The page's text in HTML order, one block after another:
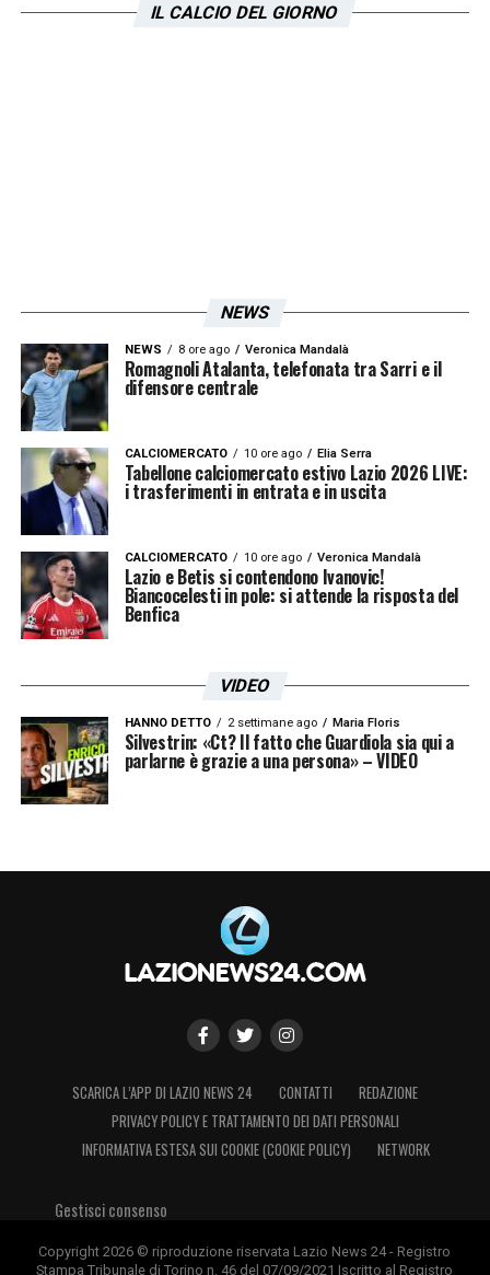
IL CALCIO DEL GIORNO
NEWS
NEWS 8 ore ago Veronica Mandalà
Romagnoli Atalanta, telefonata tra Sarri e il
difensore centrale
CALCIOMERCATO 10 ore ago Elia Serra
Tabellone calciomercato estivo Lazio 2026 LIVE:
i trasferimenti in entrata e in uscita
CALCIOMERCATO 10 ore ago Veronica Mandalà
Lazio e Betis si contendono Ivanovic!
Biancocelesti in pole: si attende la risposta del
Benfica
VIDEO
HANNO DETTO 2 settimane ago Maria Floris
Silvestrin: «Ct? Il fatto che Guardiola sia qui a
parlarne è grazie a una persona» – VIDEO
SCARICA L’APP DI LAZIO NEWS 24 CONTATTI
REDAZIONE
PRIVACY POLICY E TRATTAMENTO DEI DATI PERSONALI
INFORMATIVA ESTESA SUI COOKIE (COOKIE POLICY)
NETWORK
Gestisci consenso
Copyright 2026 © riproduzione riservata Lazio News 24 - Registro
Stampa Tribunale di Torino n. 46 del 07/09/2021 Iscritto al Registro